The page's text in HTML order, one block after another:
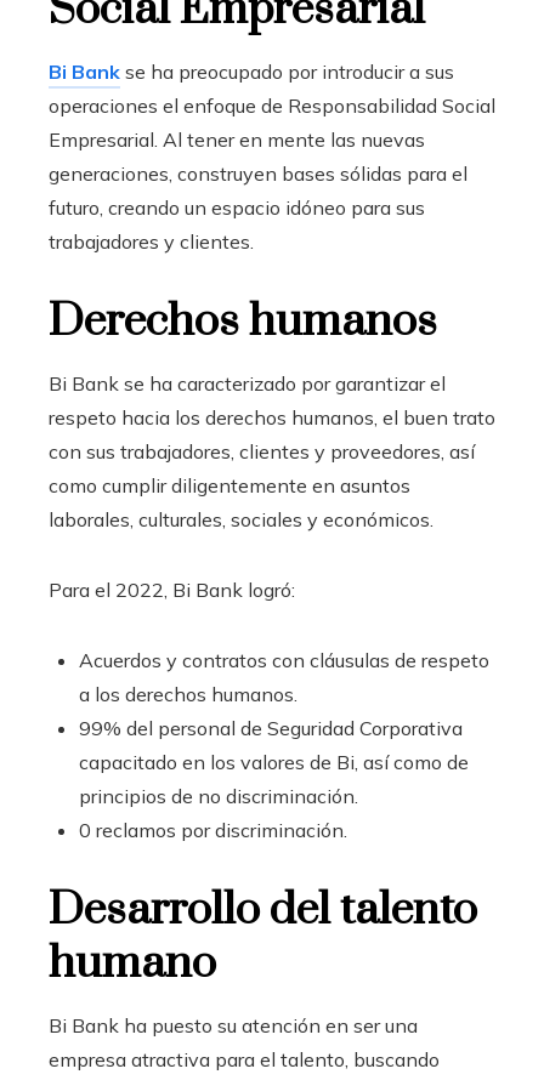
Bi Bank se ha preocupado por introducir a sus
operaciones el enfoque de Responsabilidad Social
Empresarial. Al tener en mente las nuevas
generaciones, construyen bases sólidas para el
futuro, creando un espacio idóneo para sus
trabajadores y clientes.
Derechos humanos
Bi Bank se ha caracterizado por garantizar el
respeto hacia los derechos humanos, el buen trato
con sus trabajadores, clientes y proveedores, así
como cumplir diligentemente en asuntos
laborales, culturales, sociales y económicos.
Para el 2022, Bi Bank logró:
Acuerdos y contratos con cláusulas de respeto
a los derechos humanos.
99% del personal de Seguridad Corporativa
capacitado en los valores de Bi, así como de
principios de no discriminación.
0 reclamos por discriminación.
Desarrollo del talento
humano
Bi Bank ha puesto su atención en ser una
empresa atractiva para el talento, buscando